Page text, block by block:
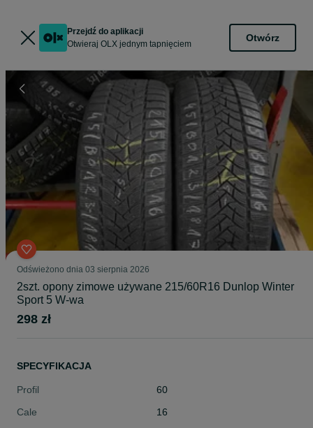
Przejdź do aplikacji
Otwieraj OLX jednym tapnięciem
Otwórz
Odświeżono dnia 03 sierpnia 2026
2szt. opony zimowe używane 215/60R16 Dunlop Winter
Sport 5 W-wa
298 zł
SPECYFIKACJA
Profil
60
Cale
16